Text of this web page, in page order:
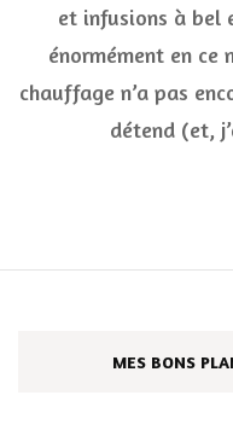
et infusions à bel
énormément en ce
chauffage n’a pas
détend (et,
MES BONS